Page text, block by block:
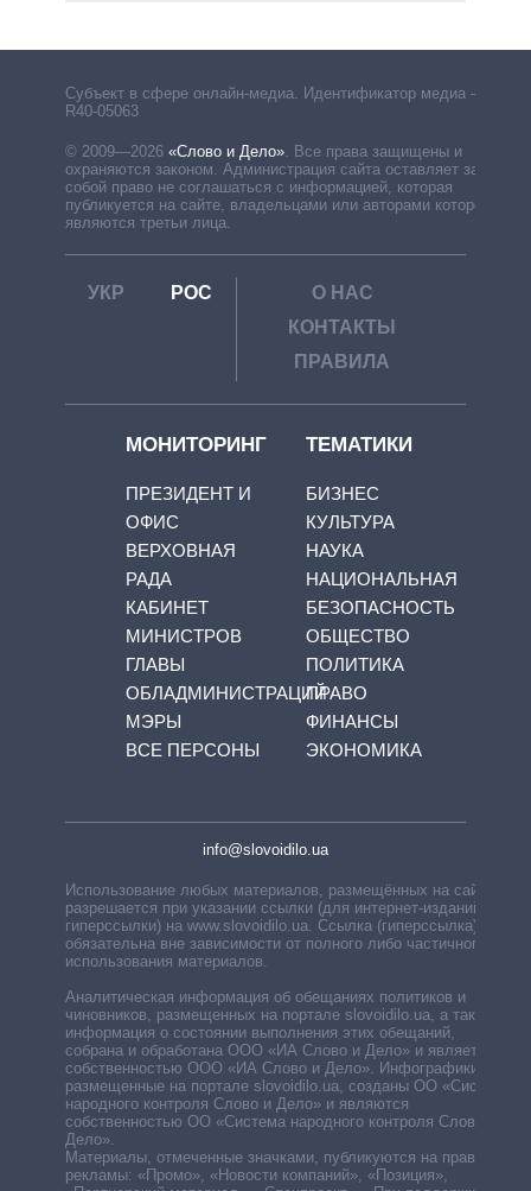
Субъект в сфере онлайн-медиа. Идентификатор медиа –
R40-05063
© 2009—2026 «Слово и Дело»
Все права защищены и
охраняются законом. Администрация сайта оставляет за
собой право не соглашаться с информацией, которая
публикуется на сайте, владельцами или авторами которой
являются третьи лица.
УКР РОС
О НАС
КОНТАКТЫ
ПРАВИЛА
МОНИТОРИНГ
ПРЕЗИДЕНТ И
ОФИС
ВЕРХОВНАЯ
РАДА
КАБИНЕТ
МИНИСТРОВ
ГЛАВЫ
ОБЛАДМИНИСТРАЦИЙ
МЭРЫ
ВСЕ ПЕРСОНЫ
ТЕМАТИКИ
БИЗНЕС
КУЛЬТУРА
НАУКА
НАЦИОНАЛЬНАЯ
БЕЗОПАСНОСТЬ
ОБЩЕСТВО
ПОЛИТИКА
ПРАВО
ФИНАНСЫ
ЭКОНОМИКА
info@slovoidilo.ua
Использование любых материалов, размещённых на сайте,
разрешается при указании ссылки (для интернет-изданий —
гиперссылки) на www.slovoidilo.ua. Ссылка (гиперссылка)
обязательна вне зависимости от полного либо частичного
использования материалов.
Аналитическая информация об обещаниях политиков и
чиновников, размещенных на портале slovoidilo.ua, а также
информация о состоянии выполнения этих обещаний,
собрана и обработана ООО «ИА Слово и Дело» и является
собственностью ООО «ИА Слово и Дело». Инфографики,
размещенные на портале slovoidilo.ua, созданы ОО «Система
народного контроля Слово и Дело» и являются
собственностью ОО «Система народного контроля Слово и
Дело».
Материалы, отмеченные значками, публикуются на правах
рекламы: «Промо», «Новости компаний», «Позиция»,